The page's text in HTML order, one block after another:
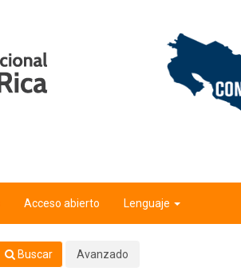
Acceso abierto Lenguaje
Buscar Avanzado